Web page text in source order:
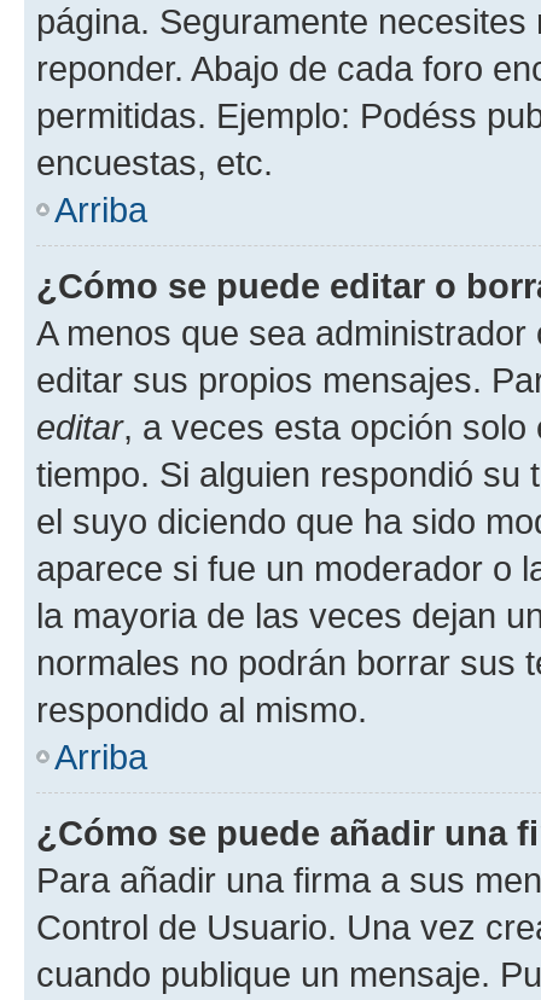
página. Seguramente
reponder. Abajo de cada foro
permitidas. Ejemplo: Podéss
encuestas, etc.
Arriba
¿Cómo se puede editar o
A menos que sea
editar sus propios mensajes.
editar, a veces esta opción
tiempo. Si alguien respondió su
el suyo diciendo que ha sido
aparece si fue un moderador o
la mayoria de las veces dejan
normales no podrán borrar sus
respondido al mismo.
Arriba
¿Cómo se puede añadir una
Para añadir una firma a sus
Control de Usuario. Una vez
cuando publique un mensaje.